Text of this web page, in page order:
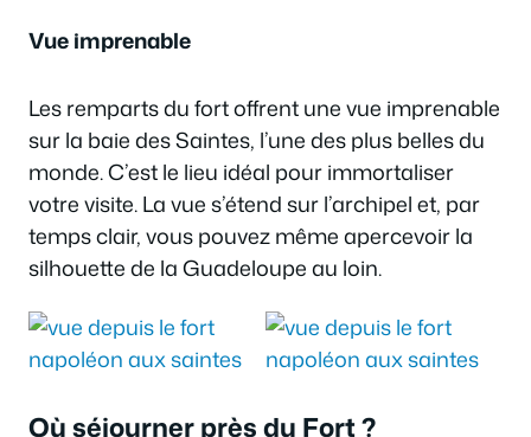
Vue imprenable
Les remparts du fort offrent une vue imprenable
sur la baie des Saintes, l’une des plus belles du
monde. C’est le lieu idéal pour immortaliser
votre visite. La vue s’étend sur l’archipel et, par
temps clair, vous pouvez même apercevoir la
silhouette de la Guadeloupe au loin.
Où séjourner près du Fort ?